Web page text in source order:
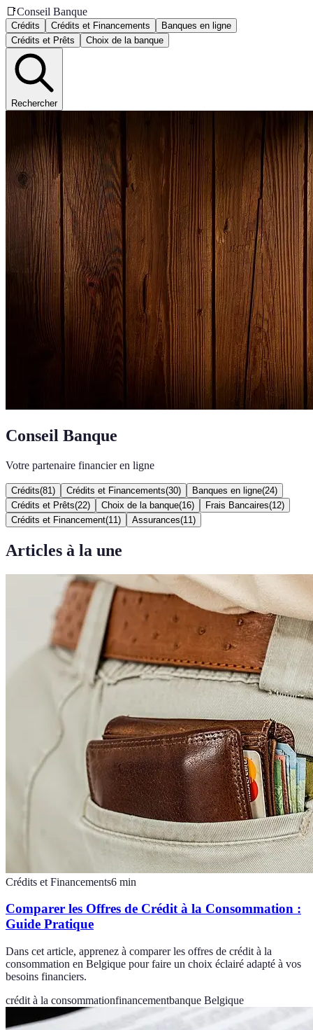
📑Conseil Banque
Crédits Crédits et Financements
Banques en ligne
Crédits et Prêts
Choix de la banque
Rechercher
Conseil Banque
Votre partenaire financier en ligne
Crédits(81 ) Crédits et Financements(30) Banques en ligne(24)
Crédits et Prêts(22) Choix de la banque(16) Frais Bancaires(12)
Crédits et Financement(11 ) Assurances(11 )
Articles à la une
Crédits et Financements6 min
Comparer les Offres de Crédit à la Consommation :
Guide Pratique
Dans cet article, apprenez à comparer les offres de crédit à la
consommation en Belgique pour faire un choix éclairé adapté à vos
besoins financiers.
crédit à la consommationfinancementbanque Belgique